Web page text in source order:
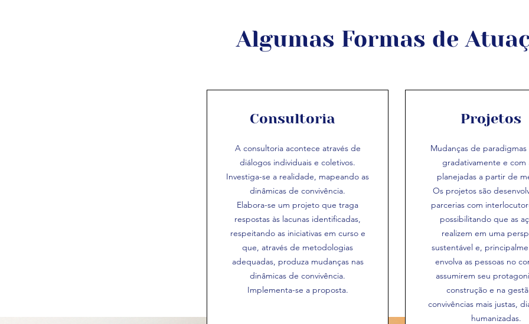
Algumas Formas de
Consultoria
A consultoria acontece através de
diálogos individuais e coletivos.
Investiga-se a realidade, mapeando as
dinâmicas de convivência.
Elabora-se um projeto que traga
respostas às lacunas identificadas,
respeitando as iniciativas em curso e
que, através de metodologias
adequadas, produza mudanças nas
dinâmicas de convivência.
Implementa-se a proposta.
Projetos
Mudanças de paradigmas
gradativamente e com
planejadas a partir de
Os projetos são
parcerias com
possibilitando que as
realizem em uma
sustentável e,
envolva as pessoas no
assumirem seu
construção e na
convivências mais justas,
humanizadas.